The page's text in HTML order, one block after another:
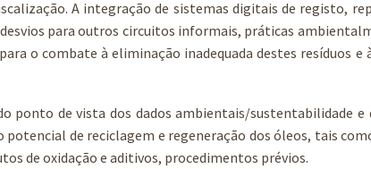
A integração de sistemas digitais de registo,
para outros circuitos informais, práticas
o combate à eliminação inadequada destes resíduos e
ponto de vista dos dados ambientais/sustentabilidade e
de reciclagem e regeneração dos óleos, tais
de oxidação e aditivos, procedimentos prévios.